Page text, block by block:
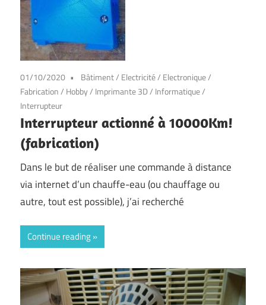
01/10/2020 Bâtiment/ Electricité/ Electronique/
Fabrication/ Hobby/ Imprimante 3D/ Informatique/
Interrupteur
Interrupteur actionné à 10000Km!
(fabrication)
Dans le but de réaliser une commande à distance
via internet d’un chauffe-eau (ou chauffage ou
autre, tout est possible), j’ai recherché
Continue reading